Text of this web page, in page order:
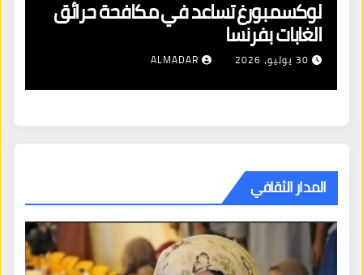
لوكسمبورغ تساعد في مكافحة حرائق
الغابات بفرنسا
30 يوليو، 2026 ALMADAR
المدار الثقافي